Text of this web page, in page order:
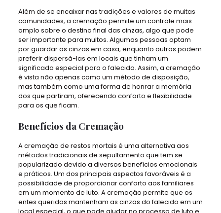
Além de se encaixar nas tradições e valores de muitas
comunidades, a cremação permite um controle mais
amplo sobre o destino final das cinzas, algo que pode
ser importante para muitos. Algumas pessoas optam
por guardar as cinzas em casa, enquanto outras podem
preferir dispersá-las em locais que tinham um
significado especial para o falecido. Assim, a cremação
é vista não apenas como um método de disposição,
mas também como uma forma de honrar a memória
dos que partiram, oferecendo conforto e flexibilidade
para os que ficam.
Benefícios da Cremação
A cremação de restos mortais é uma alternativa aos
métodos tradicionais de sepultamento que tem se
popularizado devido a diversos benefícios emocionais
e práticos. Um dos principais aspectos favoráveis é a
possibilidade de proporcionar conforto aos familiares
em um momento de luto. A cremação permite que os
entes queridos mantenham as cinzas do falecido em um